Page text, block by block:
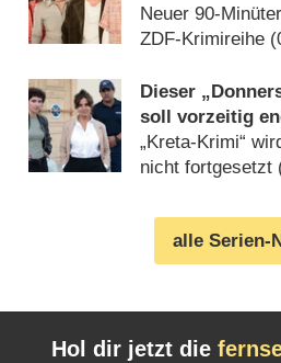
Neuer 90-
ZDF-Krimireihe
Dieser
soll vorzeitig
„Kreta-Krimi“
nicht fortgesetzt
alle Serien-
Hol dir jetzt die